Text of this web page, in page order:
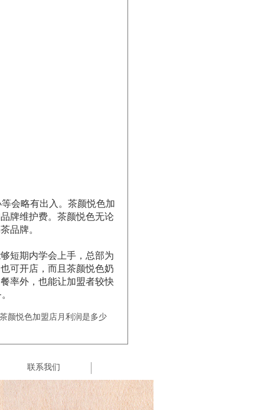
会略有出入。茶颜悦色加
牌维护费。茶颜悦色无论
品牌。
短期内学会上手，总部为
可开店，而且茶颜悦色奶
率外，也能让加盟者较快
颜悦色加盟店月利润是多少
联系我们